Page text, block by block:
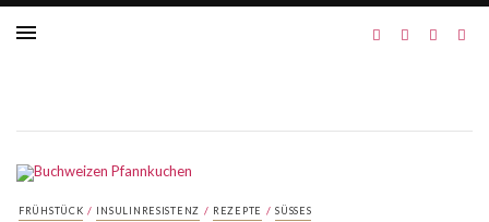
FRÜHSTÜCK / INSULINRESISTENZ / REZEPTE / SÜSSES